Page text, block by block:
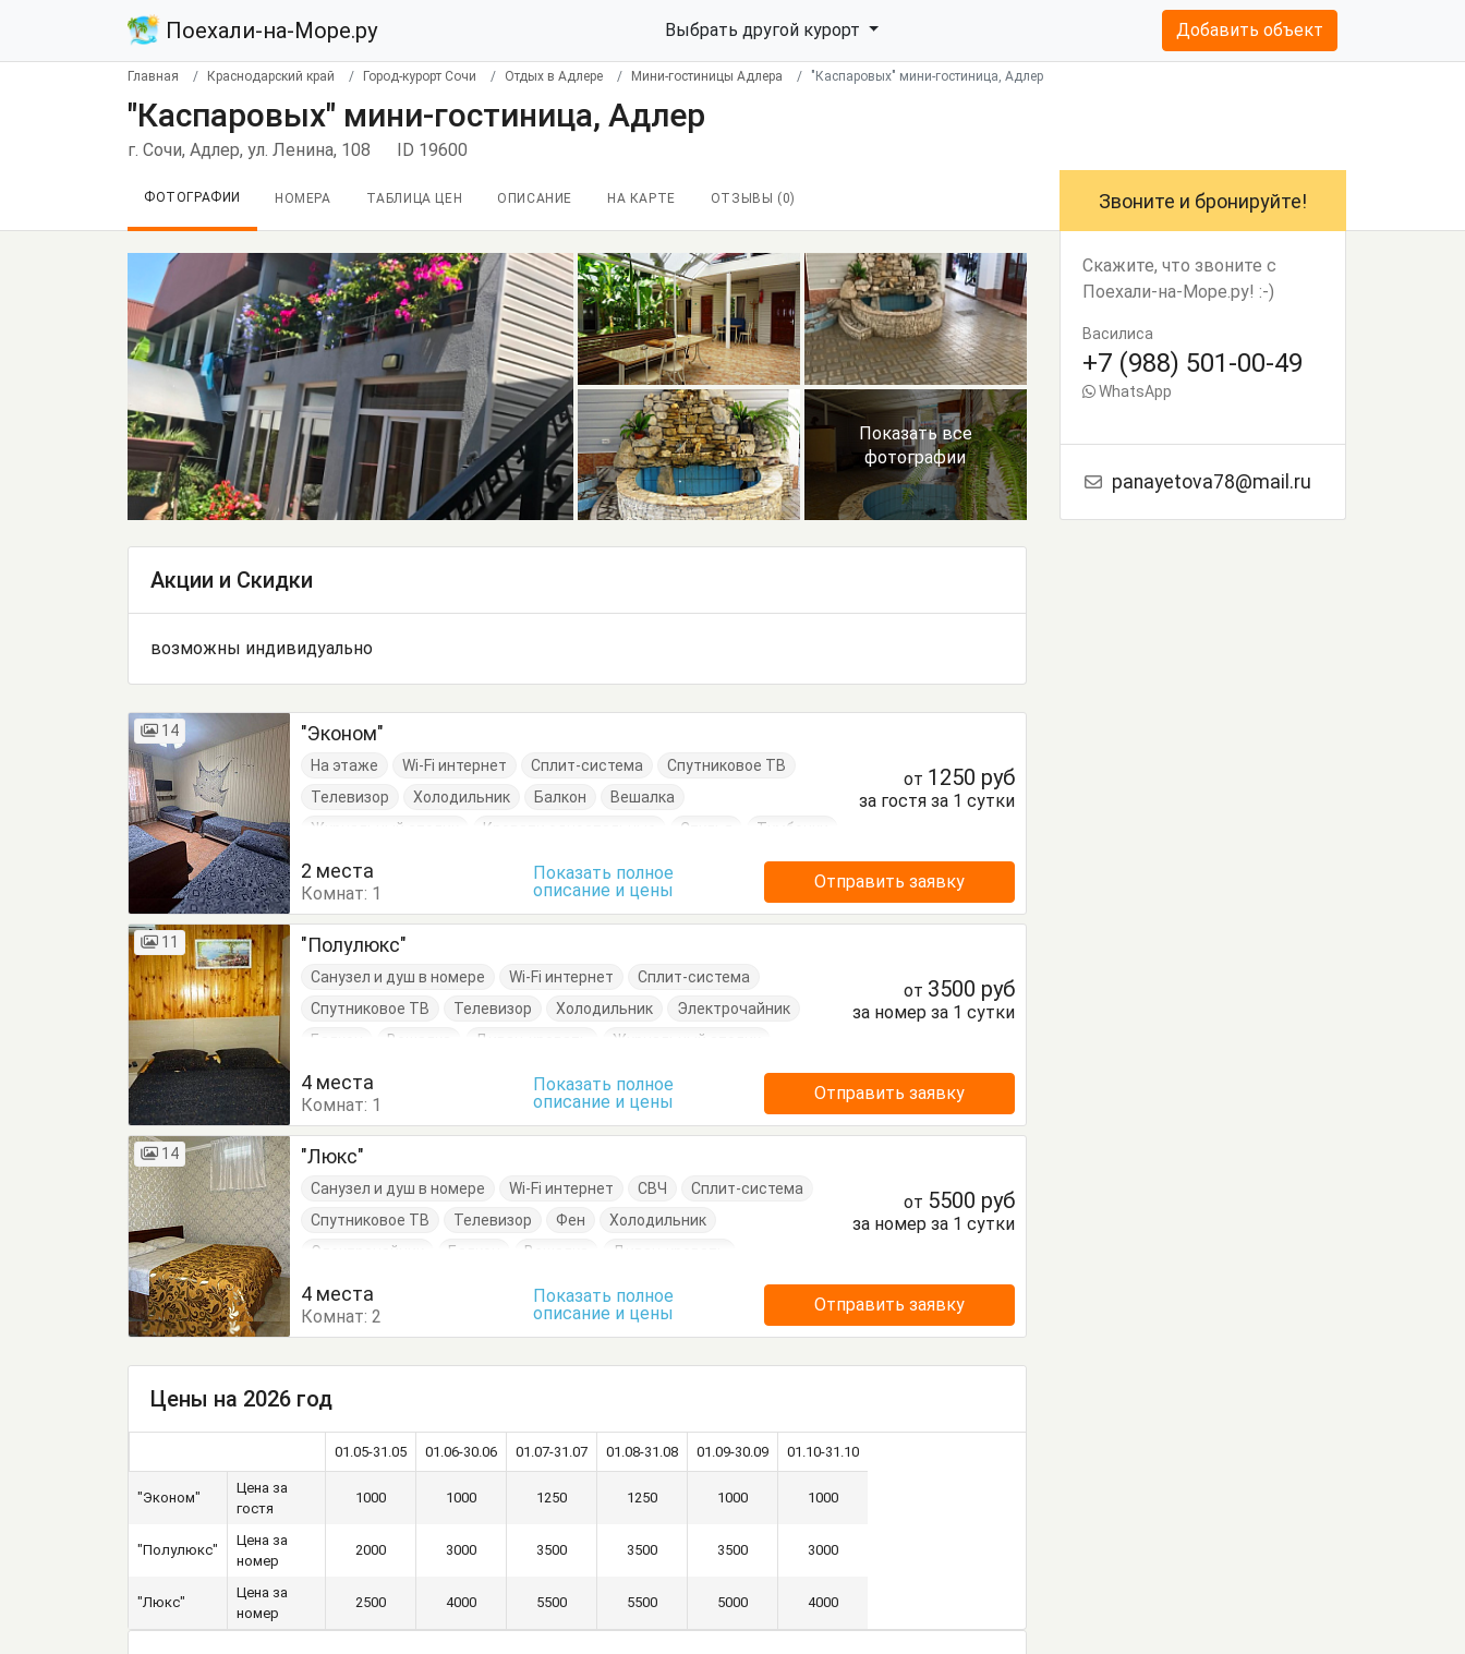
Поехали-на-Море.ру Выбрать другой курорт Добавить объект
Главная Краснодарский край Город-курорт Сочи Отдых в Адлере Мини-гостиницы Адлера "Каспаровых" мини-гостиница, Адлер
"Каспаровых" мини-гостиница, Адлер
г. Сочи, Адлер, ул. Ленина, 108 ID 19600
ФОТОГРАФИИ НОМЕРА ТАБЛИЦА ЦЕН ОПИСАНИЕ НА КАРТЕ ОТЗЫВЫ ( 0)
Показать все
фотографии
Акции и Скидки
возможны индивидуально
14 "Эконом"
На этаже Wi-Fi интернет Сплит-система
Спутниковое ТВ
Телевизор
Холодильник Балкон
Вешалка
Журнальный столик
Кровати односпальные Стулья Тумбочки
от 1250 руб
за гостя за 1 сутки
2 места
Комнат: 1
Показать полное
описание и цены
Отправить заявку
11 "Полулюкс"
Санузел и душ в номере Wi-Fi интернет
Сплит-система
Спутниковое ТВ
Телевизор Холодильник
Электрочайник
Балкон
Вешалка Диван-кровать
Журнальный столик
Тумбочки
Шкаф
от 3500 руб
за номер за 1 сутки
4 места
Комнат: 1
Показать полное
описание и цены
Отправить заявку
14 "Люкс"
Санузел и душ в номере Wi-Fi интернет СВЧ
Сплит-система
Спутниковое ТВ
Телевизор Фен
Холодильник
Электрочайник
Балкон Вешалка
Диван-кровать
Кухонный стол
Обеденный стол Посуда Пуфик
от 5500 руб
за номер за 1 сутки
4 места
Комнат:2
Показать полное
описание и цены
Отправить заявку
Цены на 2026 год
01.05-31.05 01.06-30.06 01.07-31.07 01.08-31.08 01.09-30.09 01.10-31.10
"Эконом"
Цена за
гостя
1000 1000 1250 1250 1000 1000
"Полулюкс"
Цена за
номер
2000 3000 3500 3500 3500 3000
"Люкс"
Цена за
номер
2500 4000 5500 5500 5000 4000
Звоните и бронируйте!
Скажите, что звоните с
Поехали-на-Море.ру! :-)
Василиса
+7 (988) 501-00-49
WhatsApp
panayetova78@mail.ru